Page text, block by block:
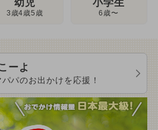
幼児
3歳4歳5歳
小学生
6歳〜
ーよ
パのお出かけを応援！